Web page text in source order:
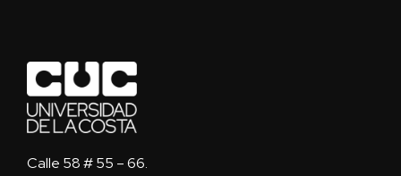
Calle 58 # 55 – 66.